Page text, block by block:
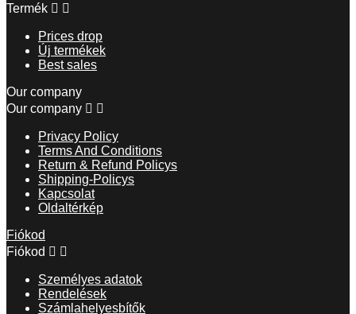
Termék  
Prices drop
Új termékek
Best sales
Our company
Our company  
Privacy Policy
Terms And Conditions
Return & Refund Policys
Shipping-Policys
Kapcsolat
Oldaltérkép
Fiókod
Fiókod  
Személyes adatok
Rendelések
Számlahelyesbítők